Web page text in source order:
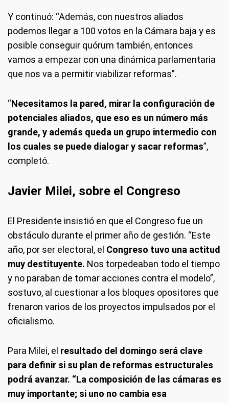
Y continuó: “Además, con nuestros aliados
podemos llegar a 100 votos en la Cámara baja y es
posible conseguir quórum también, entonces
vamos a empezar con una dinámica parlamentaria
que nos va a permitir viabilizar reformas”.
“Necesitamos la pared, mirar la configuración de
potenciales aliados, que eso es un número más
grande, y además queda un grupo intermedio con
los cuales se puede dialogar y sacar reformas”,
completó.
Javier Milei, sobre el Congreso
El Presidente insistió en que el Congreso fue un
obstáculo durante el primer año de gestión. “Este
año, por ser electoral, el Congreso tuvo una actitud
muy destituyente. Nos torpedeaban todo el tiempo
y no paraban de tomar acciones contra el modelo”,
sostuvo, al cuestionar a los bloques opositores que
frenaron varios de los proyectos impulsados por el
oficialismo.
Para Milei, el resultado del domingo será clave
para definir si su plan de reformas estructurales
podrá avanzar. “La composición de las cámaras es
muy importante; si uno no cambia esa